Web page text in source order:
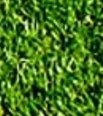
und ein
das keines